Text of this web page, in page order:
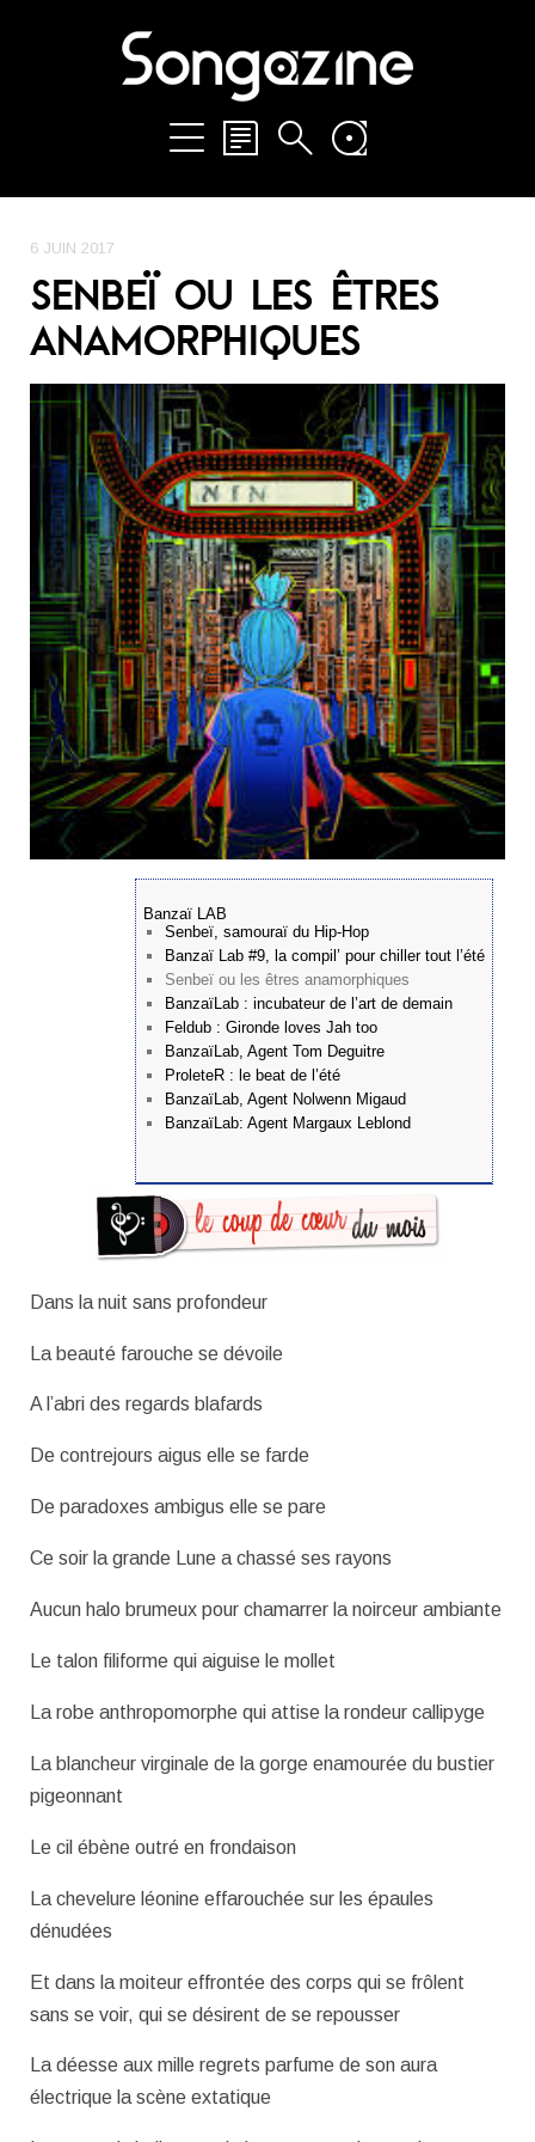
6 JUIN 2017
SENBEÏ OU LES ÊTRES
ANAMORPHIQUES
Banzaï LAB
Senbeï, samouraï du Hip-Hop
Banzaï Lab #9, la compil’ pour chiller tout l’été
Senbeï ou les êtres anamorphiques
BanzaïLab : incubateur de l’art de demain
Feldub : Gironde loves Jah too
BanzaïLab, Agent Tom Deguitre
ProleteR : le beat de l’été
BanzaïLab, Agent Nolwenn Migaud
BanzaïLab: Agent Margaux Leblond
Dans la nuit sans profondeur
La beauté farouche se dévoile
A l’abri des regards blafards
De contrejours aigus elle se farde
De paradoxes ambigus elle se pare
Ce soir la grande Lune a chassé ses rayons
Aucun halo brumeux pour chamarrer la noirceur ambiante
Le talon filiforme qui aiguise le mollet
La robe anthropomorphe qui attise la rondeur callipyge
La blancheur virginale de la gorge enamourée du bustier
pigeonnant
Le cil ébène outré en frondaison
La chevelure léonine effarouchée sur les épaules
dénudées
Et dans la moiteur effrontée des corps qui se frôlent
sans se voir, qui se désirent de se repousser
La déesse aux mille regrets parfume de son aura
électrique la scène extatique